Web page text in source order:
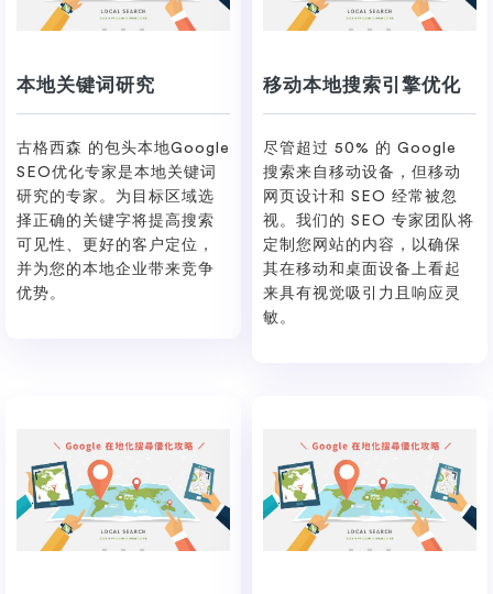
本地关键词研究
古格西森 的包头本地Google
SEO优化专家是本地关键词
研究的专家。为目标区域选
择正确的关键字将提高搜索
可见性、更好的客户定位，
并为您的本地企业带来竞争
优势。
移动本地搜索引擎优化
尽管超过 50% 的 Google
搜索来自移动设备，但移动
网页设计和 SEO 经常被忽
视。我们的 SEO 专家团队将
定制您网站的内容，以确保
其在移动和桌面设备上看起
来具有视觉吸引力且响应灵
敏。